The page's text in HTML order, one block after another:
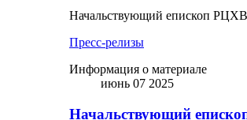
Начальствующий епископ
Пресс-релизы
Информация о материале
июнь 07 2025
Начальствующий